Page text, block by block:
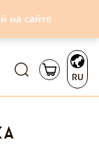
на сайте
RU